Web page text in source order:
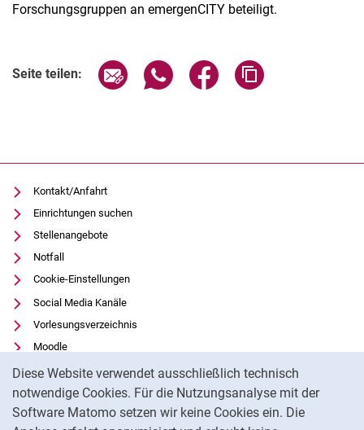
Diese Website verwendet ausschließlich technisch
notwendige Cookies. Für die Nutzungsanalyse mit der
Software Matomo setzen wir keine Cookies ein. Die
Forschungsgruppen an emergenCITY beteiligt.
Seite teilen: Seite über E-Mail teilen
Seite über WhatsApp teilen
Seite über Facebook
Kontakt/Anfahrt
Einrichtungen suchen
Stellenangebote
Notfall
Cookie-Einstellungen
Social Media Kanäle
Vorlesungsverzeichnis
Moodle
Panopto
Universitätsbibliothek
Datenschutz